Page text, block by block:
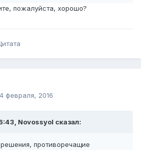
пожалуйста, хорошо?
февраля, 2016
Novossyol сказал:
противоречащие